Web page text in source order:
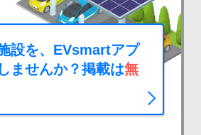
設を、EVsmartアプ
ませんか？掲載は無